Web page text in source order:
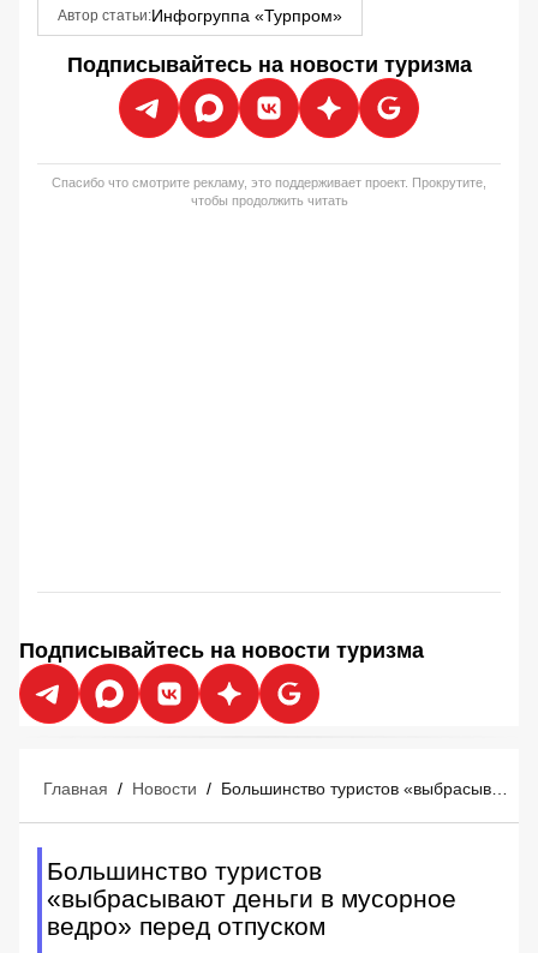
Автор статьи:Инфогруппа «Турпром»
Подписывайтесь на новости туризма
Спасибо что смотрите рекламу, это поддерживает проект. Прокрутите,
чтобы продолжить читать
Подписывайтесь на новости туризма
Главная / Новости /
Большинство туристов
«выбрасывают деньги в мусорное
ведро» перед отпуском